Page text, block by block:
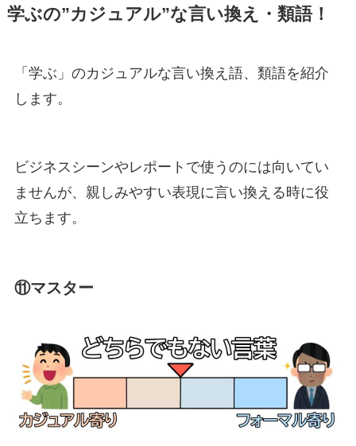
学ぶの”カジュアル”な言い換え・類語！
「学ぶ」のカジュアルな言い換え語、類語を紹介
します。
ビジネスシーンやレポートで使うのには向いてい
ませんが、親しみやすい表現に言い換える時に役
立ちます。
⑪マスター